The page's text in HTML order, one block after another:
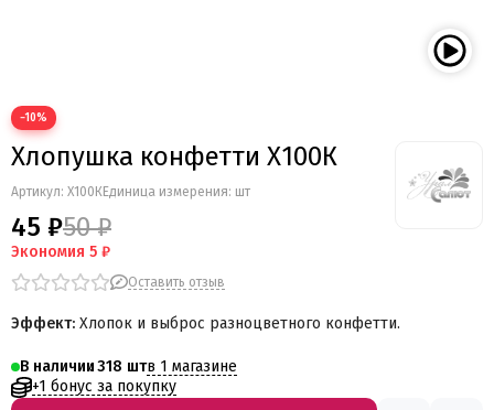
−10%
Хлопушка конфетти Х100К
Артикул: Х100КЕдиница измерения: шт
45 ₽50 ₽
Экономия 5 ₽
Оставить отзыв
Эффект: Хлопок и выброс разноцветного конфетти.
В наличии318
в 1 магазине
+1 бонус за покупку